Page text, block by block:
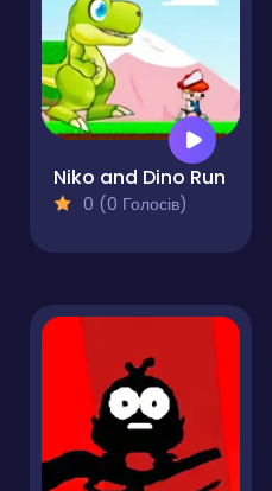
Niko and Dino Run
0 (0 Голосів)